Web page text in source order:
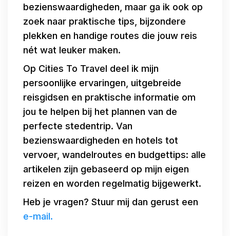
bezienswaardigheden, maar ga ik ook op
zoek naar praktische tips, bijzondere
plekken en handige routes die jouw reis
nét wat leuker maken.
Op Cities To Travel deel ik mijn
persoonlijke ervaringen, uitgebreide
reisgidsen en praktische informatie om
jou te helpen bij het plannen van de
perfecte stedentrip. Van
bezienswaardigheden en hotels tot
vervoer, wandelroutes en budgettips: alle
artikelen zijn gebaseerd op mijn eigen
reizen en worden regelmatig bijgewerkt.
Heb je vragen? Stuur mij dan gerust een
e-mail.